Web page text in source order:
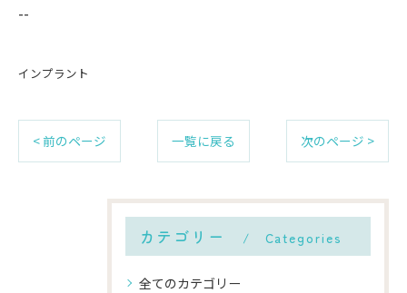
--
インプラント
< 前のページ 一覧に戻る 次のページ >
カテゴリー Categories
全てのカテゴリー